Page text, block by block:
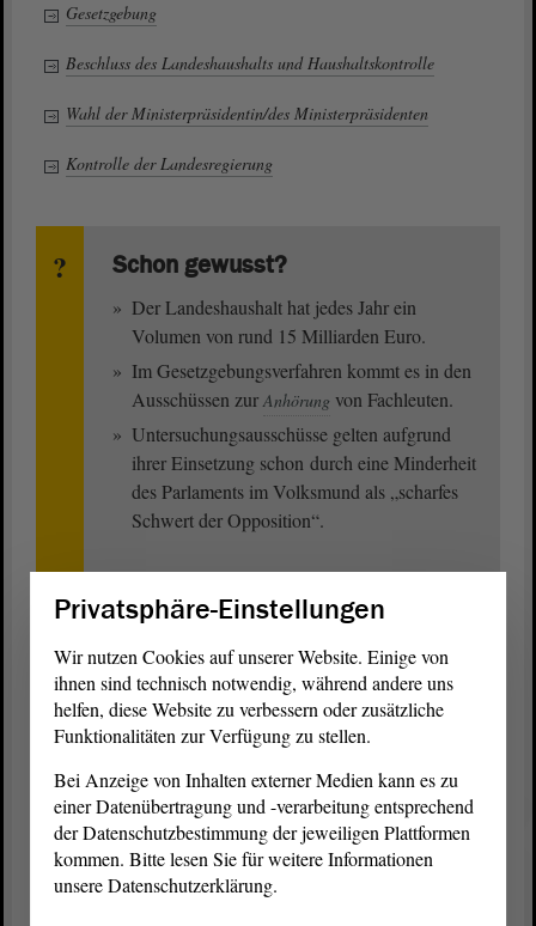
Gesetzgebung
Beschluss des Landeshaushalts und Haushaltskontrolle
Wahl der Ministerpräsidentin/des Ministerpräsidenten
Kontrolle der Landesregierung
Schon gewusst?
Der Landeshaushalt hat jedes Jahr ein
Volumen von rund 15 Milliarden Euro.
Im Gesetzgebungsverfahren kommt es in den
Ausschüssen zur Anhörung von Fachleuten.
Untersuchungsausschüsse gelten aufgrund
ihrer Einsetzung schon durch eine Minderheit
des Parlaments im Volksmund als „scharfes
Schwert der Opposition“.
Verfassung des Landes Sachsen-Anhalt (PDF; 854.18 KB)
Geschäftsordnung des Landtags von Sachsen-Anhalt (PDF;
Abgeordnetenverzeichnis (PDF; 209.35 KB)
Betreute Regionen und Büros der Abgeordneten (PDF; 1.02
MB)
Privatsphäre-Einstellungen
Wir nutzen Cookies auf unserer Website. Einige von
ihnen sind technisch notwendig, während andere uns
helfen, diese Website zu verbessern oder zusätzliche
Funktionalitäten zur Verfügung zu stellen.
Bei Anzeige von Inhalten externer Medien kann es zu
einer Datenübertragung und -verarbeitung entsprechend
der Datenschutzbestimmung der jeweiligen Plattformen
kommen. Bitte lesen Sie für weitere Informationen
unsere Datenschutzerklärung.